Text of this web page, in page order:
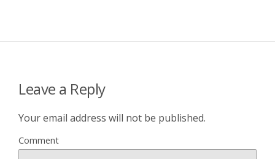
Leave a Reply
Your email address will not be published.
Comment